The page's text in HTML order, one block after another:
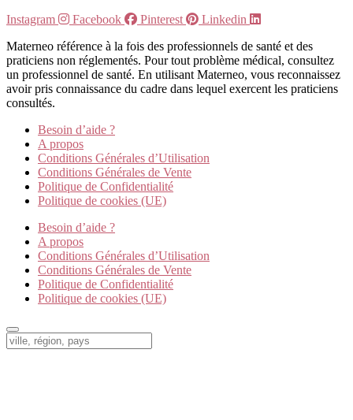
Instagram
Facebook Pinterest
Linkedin
Materneo référence à la fois des professionnels de santé et des
praticiens non réglementés. Pour tout problème médical, consultez
un professionnel de santé. En utilisant Materneo, vous reconnaissez
avoir pris connaissance du cadre dans lequel exercent les praticiens
consultés.
Besoin d’aide ?
A propos
Conditions Générales d’Utilisation
Conditions Générales de Vente
Politique de Confidentialité
Politique de cookies (UE)
Besoin d’aide ?
A propos
Conditions Générales d’Utilisation
Conditions Générales de Vente
Politique de Confidentialité
Politique de cookies (UE)